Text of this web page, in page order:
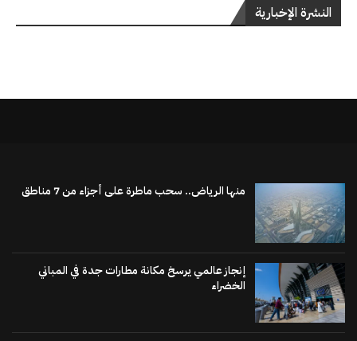
النشرة الإخبارية
منها الرياض.. سحب ماطرة على أجزاء من 7 مناطق
إنجاز عالمي يرسخ مكانة مطارات جدة في المباني
الخضراء